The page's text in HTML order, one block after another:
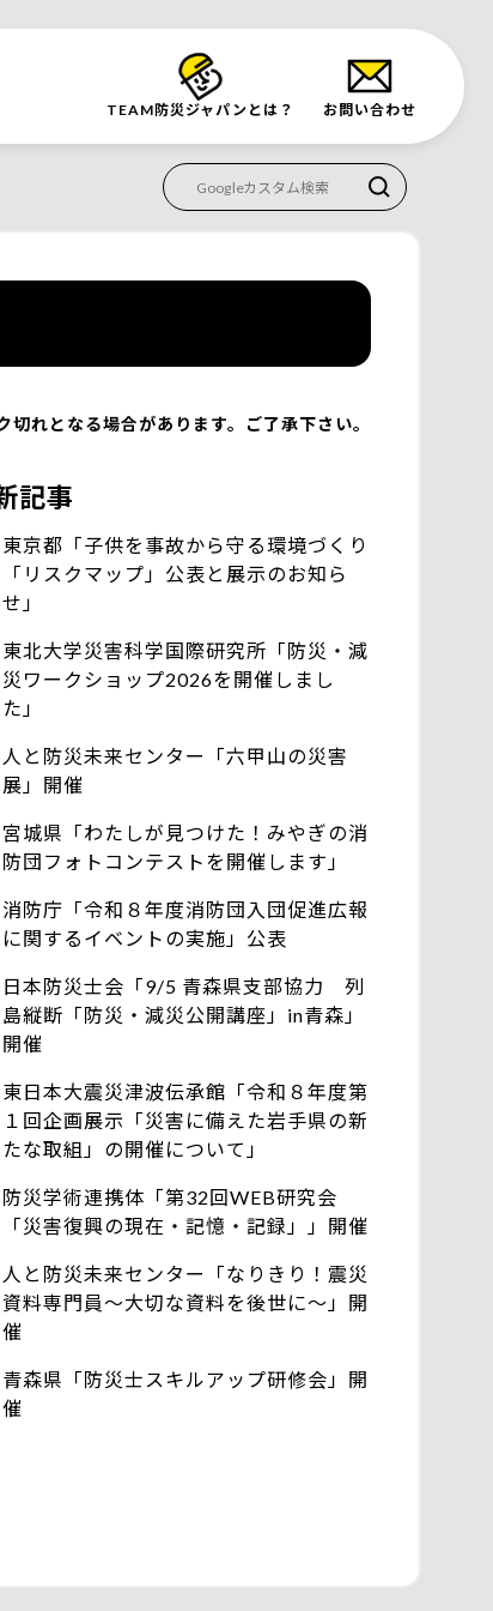
TEAM防災ジャパンとは？ お問い合わせ
れとなる場合があります。ご了承下さい。
記事
東京都「子供を事故から守る環境づくり
「リスクマップ」公表と展示のお知ら
せ」
東北大学災害科学国際研究所「防災・減
災ワークショップ2026を開催しまし
た」
人と防災未来センター「六甲山の災害
展」開催
宮城県「わたしが見つけた！みやぎの消
防団フォトコンテストを開催します」
消防庁「令和８年度消防団入団促進広報
に関するイベントの実施」公表
日本防災士会「9/5 青森県支部協力 列
島縦断「防災・減災公開講座」in青森」
開催
東日本大震災津波伝承館「令和８年度第
１回企画展示「災害に備えた岩手県の新
たな取組」の開催について」
防災学術連携体「第32回WEB研究会
「災害復興の現在・記憶・記録」」開催
人と防災未来センター「なりきり！震災
資料専門員～大切な資料を後世に～」開
催
青森県「防災士スキルアップ研修会」開
催